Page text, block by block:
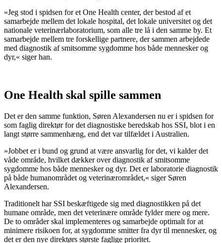
»Jeg stod i spidsen for et One Health center, der bestod af et
samarbejde mellem det lokale hospital, det lokale universitet og det
nationale veterinærlaboratorium, som alle tre lå i den samme by. Et
samarbejde mellem tre forskellige partnere, der sammen arbejdede
med diagnostik af smitsomme sygdomme hos både mennesker og
dyr,« siger han.
One Health skal spille sammen
Det er den samme funktion, Søren Alexandersen nu er i spidsen for
som faglig direktør for det diagnostiske beredskab hos SSI, blot i en
langt større sammenhæng, end det var tilfældet i Australien.
»Jobbet er i bund og grund at være ansvarlig for det, vi kalder det
våde område, hvilket dækker over diagnostik af smitsomme
sygdomme hos både mennesker og dyr. Det er laboratorie diagnostik
på både humanområdet og veterinærområdet,« siger Søren
Alexandersen.
Traditionelt har SSI beskæftigede sig med diagnostikken på det
humane område, men det veterinære område fylder mere og mere.
De to områder skal implementeres og samarbejde optimalt for at
minimere risikoen for, at sygdomme smitter fra dyr til mennesker, og
det er den nye direktørs største faglige prioritet.